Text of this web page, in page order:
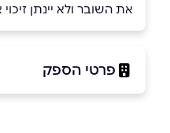
את השובר ולא יינתן
פרטי הספק